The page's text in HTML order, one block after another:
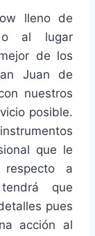
lleno de
al lugar
de los
Juan de
nuestros
posible.
que le
a
que
pues
acción al